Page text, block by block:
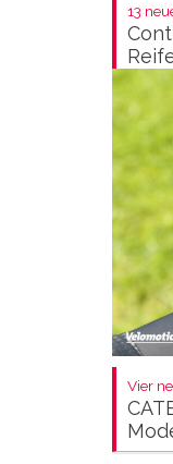
13
Vier